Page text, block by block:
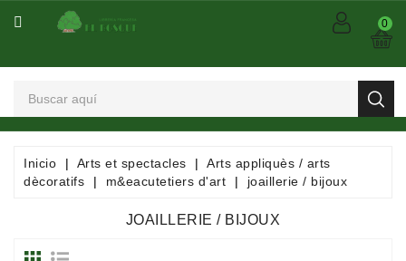
CATEGORÍA
Spectacles
Dessinées
Mangas
0
Inicio Arts et spectacles
Arts appliquès / arts
dècoratifs
m&eacutetiers d'art joaillerie / bijoux
JOAILLERIE / BIJOUX